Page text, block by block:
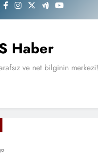
Haber
ve net bilginin merkezi!